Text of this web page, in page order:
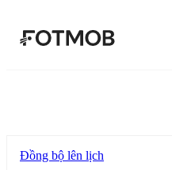
Đồng bộ lên lịch